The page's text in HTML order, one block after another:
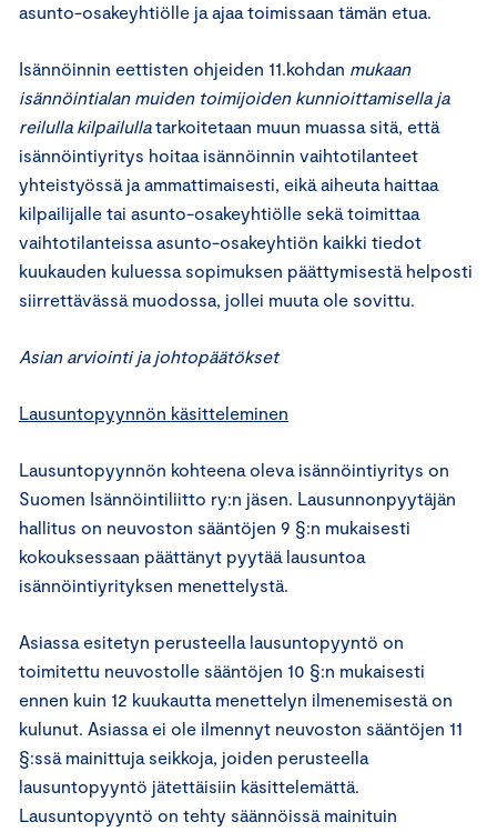
asunto-osakeyhtiölle ja ajaa toimissaan tämän etua.
Isännöinnin eettisten ohjeiden 11.kohdan mukaan
isännöintialan muiden toimijoiden kunnioittamisella ja
reilulla kilpailullatarkoitetaan muun muassa sitä, että
isännöintiyritys hoitaa isännöinnin vaihtotilanteet
yhteistyössä ja ammattimaisesti, eikä aiheuta haittaa
kilpailijalle tai asunto-osakeyhtiölle sekä toimittaa
vaihtotilanteissa asunto-osakeyhtiön kaikki tiedot
kuukauden kuluessa sopimuksen päättymisestä helposti
siirrettävässä muodossa, jollei muuta ole sovittu.
Asian arviointi ja johtopäätökset
Lausuntopyynnön käsitteleminen
Lausuntopyynnön kohteena oleva isännöintiyritys on
Suomen Isännöintiliitto ry:n jäsen. Lausunnonpyytäjän
hallitus on neuvoston sääntöjen 9 §:n mukaisesti
kokouksessaan päättänyt pyytää lausuntoa
isännöintiyrityksen menettelystä.
Asiassa esitetyn perusteella lausuntopyyntö on
toimitettu neuvostolle sääntöjen 10 §:n mukaisesti
ennen kuin 12 kuukautta menettelyn ilmenemisestä on
kulunut. Asiassa ei ole ilmennyt neuvoston sääntöjen 11
§:ssä mainittuja seikkoja, joiden perusteella
lausuntopyyntö jätettäisiin käsittelemättä.
Lausuntopyyntö on tehty säännöissä mainituin